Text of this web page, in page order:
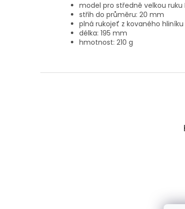
model pro středně velkou ruku
střih do průměru: 20 mm
plná rukojeť z kovaného hliníku
délka: 195 mm
hmotnost: 210 g